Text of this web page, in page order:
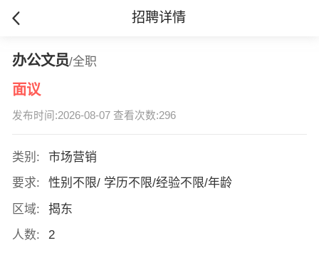
招聘详情
办公文员/全职
面议
发布时间:2026-08-07 查看次数:296
类别:
市场营销
要求:
性别不限/ 学历不限/经验不限/年龄
区域:
揭东
人数:
2